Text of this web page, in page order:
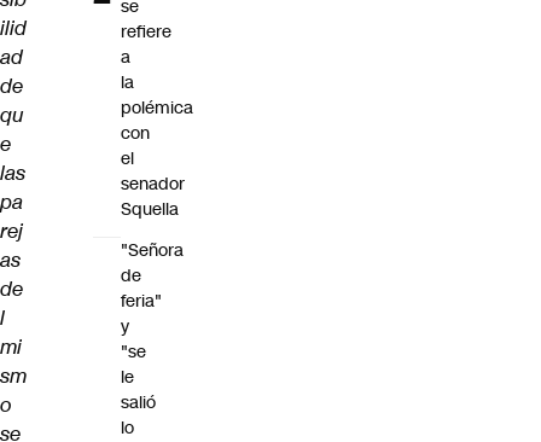
ilid
ad
de
qu
e
las
pa
rej
as
de
l
mi
sm
o
se
se
refiere
a
la
polémica
con
el
senador
Squella
"Señora
de
feria"
y
"se
le
salió
lo